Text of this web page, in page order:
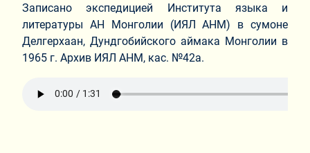
Записано экспедицией Института языка и
литературы АН Монголии (ИЯЛ АНМ) в сумоне
Делгерхаан, Дундгобийского аймака Монголии в
1965 г. Архив ИЯЛ АНМ, кас. №42а.